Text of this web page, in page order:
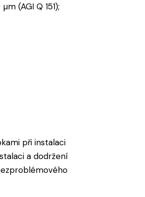
(AGI Q 151);
při instalaci
a dodržení